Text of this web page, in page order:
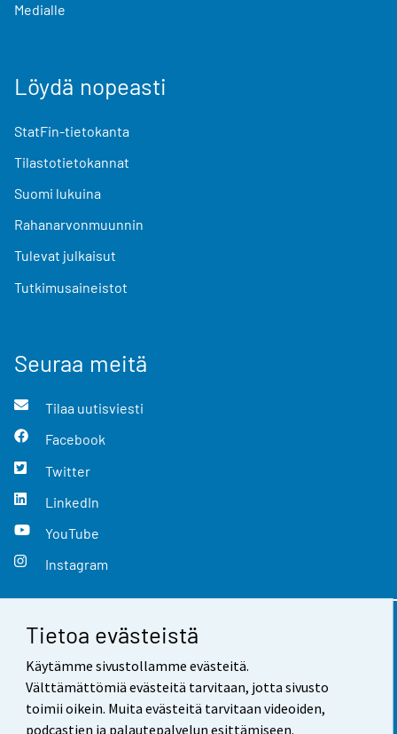
Tietoa evästeistä
Käytämme sivustollamme evästeitä.
Välttämättömiä evästeitä tarvitaan, jotta sivusto
toimii oikein. Muita evästeitä tarvitaan videoiden,
podcastien ja palautepalvelun esittämiseen.
Medialle
Löydä nopeasti
StatFin-tietokanta
Tilastotietokannat
Suomi lukuina
Rahanarvonmuunnin
Tulevat julkaisut
Tutkimusaineistot
Seuraa meitä
Tilaa uutisviesti
Facebook
Twitter
LinkedIn
YouTube
Instagram
Yhteystiedot
Palaute
Käyttöehdot